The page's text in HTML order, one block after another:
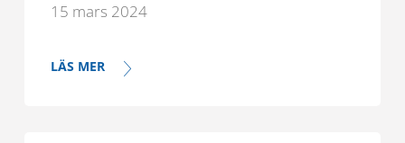
15 mars 2024
LÄS MER